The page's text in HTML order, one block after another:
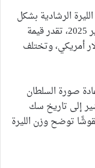
الرشادية بشكل
يومي حسب تغير أسعار الذهب عالميًا. في يناير 2025، تقدر قيمة
العصملية بحوالي 460-480 دولار أمريكي، وتختلف
صورة السلطان
إلى تاريخ سك
توضح وزن الليرة